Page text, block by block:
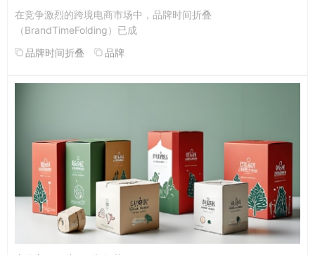
在竞争激烈的跨境电商市场中，品牌时间折叠
（BrandTimeFolding）已成
品牌时间折叠
品牌